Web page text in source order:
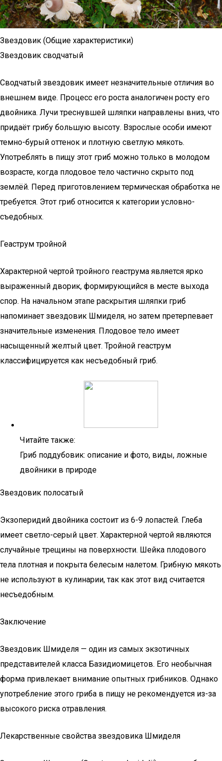
Звездовик (Общие характеристики)
Звездовик сводчатый
Сводчатый звездовик имеет незначительные отличия во
внешнем виде. Процесс его роста аналогичен росту его
двойника. Лучи треснувшей шляпки направлены вниз, что
придаёт грибу большую высоту. Взрослые особи имеют
темно-бурый оттенок и плотную светлую мякоть.
Употреблять в пищу этот гриб можно только в молодом
возрасте, когда плодовое тело частично скрыто под
землёй. Перед приготовлением термическая обработка не
требуется. Этот гриб относится к категории условно-
съедобных.
Геаструм тройной
Характерной чертой тройного геаструма является ярко
выраженный дворик, формирующийся в месте выхода
спор. На начальном этапе раскрытия шляпки гриб
напоминает звездовик Шмиделя, но затем претерпевает
значительные изменения. Плодовое тело имеет
насыщенный желтый цвет. Тройной геаструм
классифицируется как несъедобный гриб.
Читайте также:
Гриб поддубовик: описание и фото, виды, ложные
двойники в природе
Звездовик полосатый
Экзоперидий двойника состоит из 6-9 лопастей. Глеба
имеет светло-серый цвет. Характерной чертой являются
случайные трещины на поверхности. Шейка плодового
тела плотная и покрыта белесым налетом. Грибную мякоть
не используют в кулинарии, так как этот вид считается
несъедобным.
Заключение
Звездовик Шмиделя — один из самых экзотичных
представителей класса Базидиомицетов. Его необычная
форма привлекает внимание опытных грибников. Однако
употребление этого гриба в пищу не рекомендуется из-за
высокого риска отравления.
Лекарственные свойства звездовика Шмиделя